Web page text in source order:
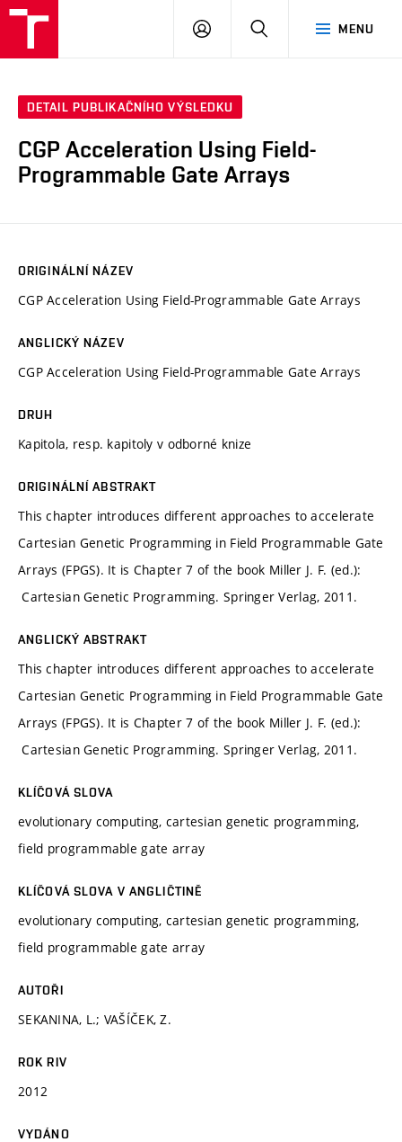
MENU
PŘIHLÁSIT
DETAIL PUBLIKAČNÍHO VÝSLEDKU
CGP Acceleration Using Field-
Programmable Gate Arrays
ORIGINÁLNÍ NÁZEV
CGP Acceleration Using Field-Programmable Gate Arrays
ANGLICKÝ NÁZEV
CGP Acceleration Using Field-Programmable Gate Arrays
DRUH
Kapitola, resp. kapitoly v odborné knize
ORIGINÁLNÍ ABSTRAKT
This chapter introduces different approaches to accelerate
Cartesian Genetic Programming in Field Programmable Gate
Arrays (FPGS). It is Chapter 7 of the book Miller J. F. (ed.):
Cartesian Genetic Programming. Springer Verlag, 2011.
ANGLICKÝ ABSTRAKT
This chapter introduces different approaches to accelerate
Cartesian Genetic Programming in Field Programmable Gate
Arrays (FPGS). It is Chapter 7 of the book Miller J. F. (ed.):
Cartesian Genetic Programming. Springer Verlag, 2011.
KLÍČOVÁ SLOVA
evolutionary computing, cartesian genetic programming,
field programmable gate array
KLÍČOVÁ SLOVA V ANGLIČTINĚ
evolutionary computing, cartesian genetic programming,
field programmable gate array
AUTOŘI
SEKANINA, L.; VAŠÍČEK, Z.
ROK RIV
2012
VYDÁNO